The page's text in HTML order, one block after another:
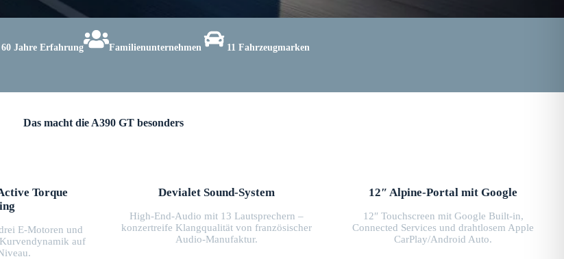
60 Jahre Erfahrung Familienunternehmen 11 Fahrzeugmarken
Das macht die A390 GT besonders
Torque
E-Motoren und
auf
Devialet Sound-System
High-End-Audio mit 13 Lautsprechern –
konzertreife Klangqualität von französischer
Audio-Manufaktur.
12″ Alpine-Portal mit Google
12″ Touchscreen mit Google Built-in,
Connected Services und drahtlosem Apple
CarPlay/Android Auto.